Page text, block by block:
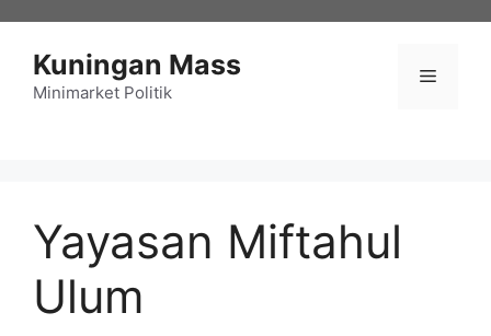
Kuningan Mass
Minimarket Politik
Menu
Yayasan Miftahul
Ulum